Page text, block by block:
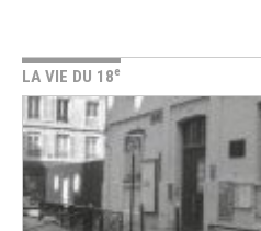
LA VIE DU 18e